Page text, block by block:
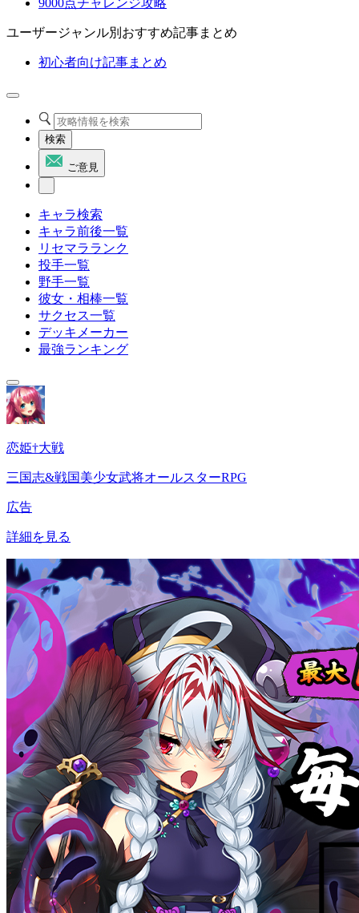
9000点チャレンジ攻略
ユーザージャンル別おすすめ記事まとめ
初心者向け記事まとめ
検索
ご意見
キャラ検索
キャラ前後一覧
リセマラランク
投手一覧
野手一覧
彼女・相棒一覧
サクセス一覧
デッキメーカー
最強ランキング
恋姫†大戦
三国志&戦国美少女武将オールスターRPG
広告
詳細を見る